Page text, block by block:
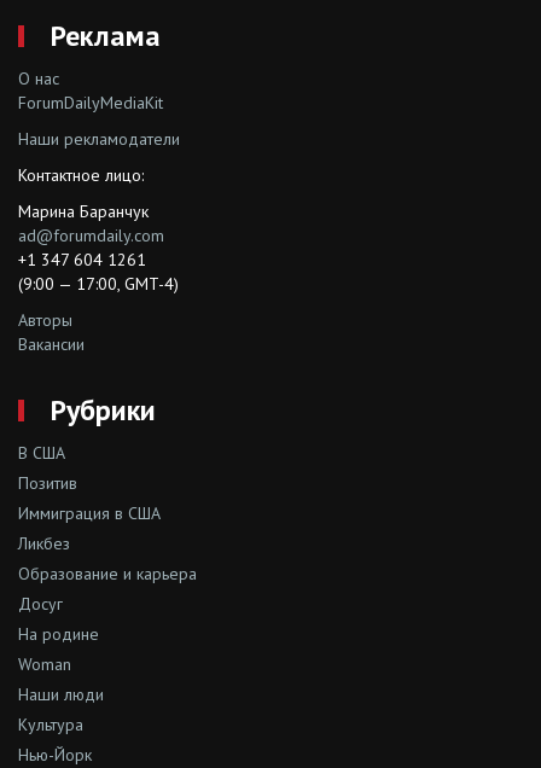
Реклама
О нас
ForumDailyMediaKit
Наши рекламодатели
Контактное лицо:
Марина Баранчук
ad@forumdaily.com
+1 347 604 1261
(9:00 — 17:00, GMT-4)
Авторы
Вакансии
Рубрики
В США
Позитив
Иммиграция в США
Ликбез
Образование и карьера
Досуг
На родине
Woman
Наши люди
Культура
Нью-Йорк